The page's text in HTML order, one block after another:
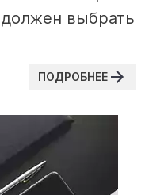
выбрать
ПОДРОБНЕЕ